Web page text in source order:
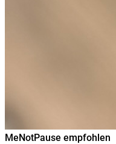
MeNotPause empfohlen